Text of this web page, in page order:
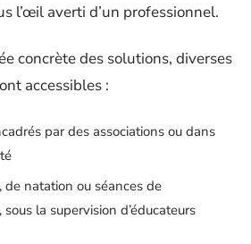
l’œil averti d’un professionnel.
concrète des solutions, diverses
accessibles :
par des associations ou dans
de natation ou séances de
la supervision d’éducateurs